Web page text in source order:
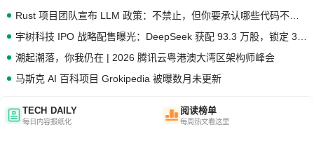
潮起潮落，你我仍在 | 2026 腾讯云粤港澳大湾区架构师峰会
马斯克 AI 百科项目 Grokipedia 被曝数月未更新
TECH DAILY
每日内容报纸化
阅读榜单
每周热文看这里